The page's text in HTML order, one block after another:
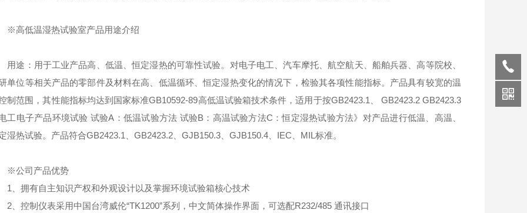
低温湿热试验室产品用途介绍
途：用于工业产品高、低温、恒定湿热的可靠性试验。对电子电工、汽车摩托、航空航天、船舶兵器、高等院校、
单位等相关产品的零部件及材料在高、低温循环、恒定湿热变化的情况下，检验其各项性能指标。产品具有较宽的温
制范围，其性能指标均达到国家标准GB10592-89高低温试验箱技术条件，适用于按GB2423.1、 GB2423.2 GB2423.3
电工电子产品环境试验 试验A：低温试验方法 试验B：高温试验方法C：恒定湿热试验方法》对产品进行低温、高温、
湿热试验。产品符合GB2423.1、GB2423.2、GJB150.3、GJB150.4、IEC、MIL标准。
司产品优势
拥有自主知识产权和外观设计以及掌握环境试验箱核心技术
控制仪表采用中国台湾威伦“TK1200”系列，中文简体操作界面，可选配R232/485 通讯接口